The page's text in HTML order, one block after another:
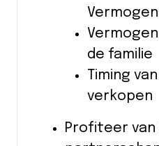
de familie
Timing
verkopen
Profiteer